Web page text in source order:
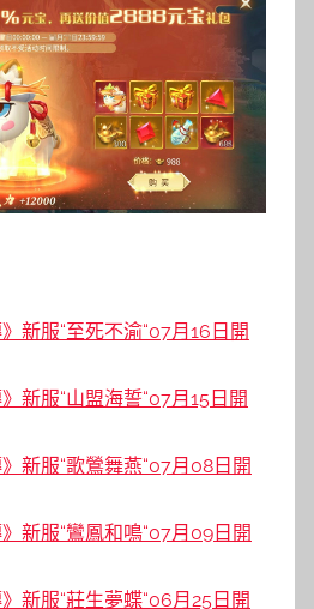
新服“至死不渝“07月16日開
新服“山盟海誓“07月15日開
新服“歌鶯舞燕“07月08日開
新服“鸞鳳和鳴“07月09日開
新服“莊生夢蝶“06月25日開